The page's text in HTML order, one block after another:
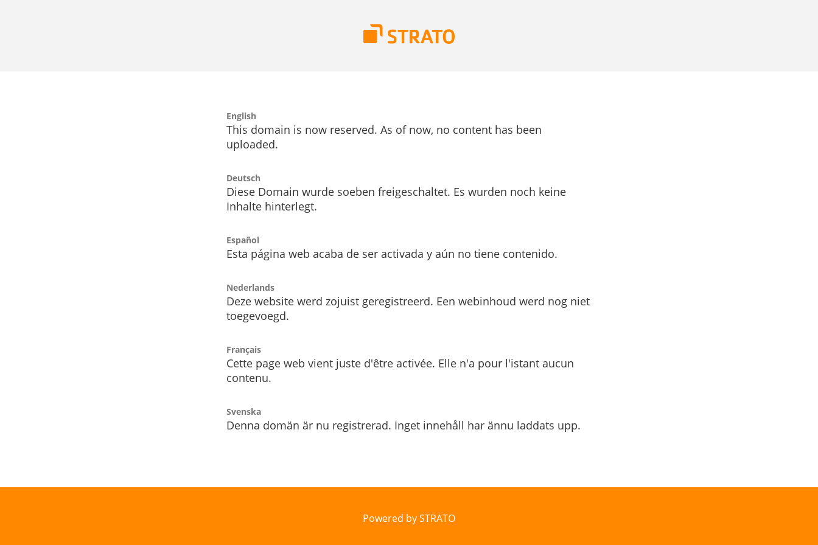
English
This domain is now reserved. As of now, no content has been
uploaded.
Deutsch
Diese Domain wurde soeben freigeschaltet. Es wurden noch keine
Inhalte hinterlegt.
Español
Esta página web acaba de ser activada y aún no tiene contenido.
Nederlands
Deze website werd zojuist geregistreerd. Een webinhoud werd nog niet
toegevoegd.
Français
Cette page web vient juste d'être activée. Elle n'a pour l'istant aucun
contenu.
Svenska
Denna domän är nu registrerad. Inget innehåll har ännu laddats upp.
Powered by STRATO